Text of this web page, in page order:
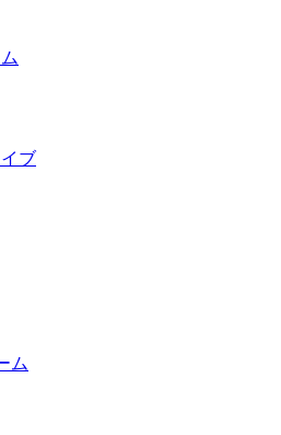
ォーム向けにローンチする
を簡素化
ブ
ム